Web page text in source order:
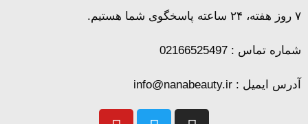
۷ روز هفته، ۲۴ ساعته پاسخگوی شما هستیم.​
شماره تماس : 02166525497
آدرس ایمیل : info@nanabeauty.ir